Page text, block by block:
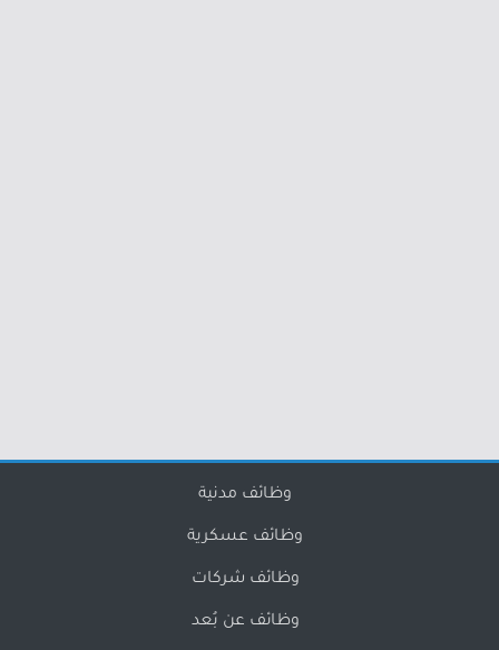
وظائف مدنية
وظائف عسكرية
وظائف شركات
وظائف عن بُعد